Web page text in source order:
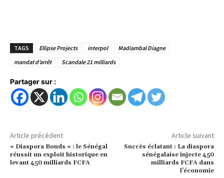
TAGS Ellipse Projects interpol
Madiambal Diagne
mandat d’arrêt
Scandale 21 milliards
Partager sur :
Article précédent
« Diaspora Bonds « : le Sénégal
réussit un exploit historique en
levant 450 milliards FCFA
Article suivant
Succès éclatant : La diaspora
sénégalaise injecte 450
milliards FCFA dans
l’économie